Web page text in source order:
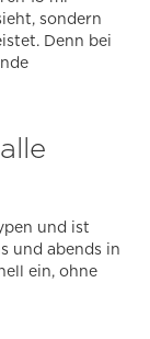
sondern
Denn bei
und ist
und abends in
ein, ohne